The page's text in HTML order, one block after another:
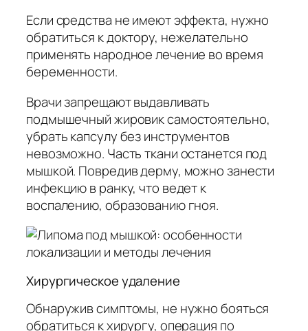
Если средства не имеют эффекта, нужно
обратиться к доктору, нежелательно
применять народное лечение во время
беременности.
Врачи запрещают выдавливать
подмышечный жировик самостоятельно,
убрать капсулу без инструментов
невозможно. Часть ткани останется под
мышкой. Повредив дерму, можно занести
инфекцию в ранку, что ведет к
воспалению, образованию гноя.
Хирургическое удаление
Обнаружив симптомы, не нужно бояться
обратиться к хирургу, операция по